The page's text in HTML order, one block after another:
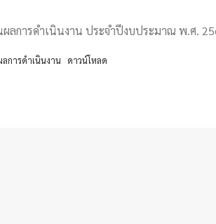
ผลการดำเนินงาน ประจำปีงบประมาณ พ.ศ.
การดำเนินงาน ดาวน์โหลด